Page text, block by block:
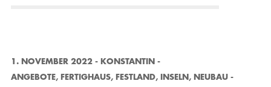
1. NOVEMBER 2022 - KONSTANTIN -
ANGEBOTE, FERTIGHAUS, FESTLAND, INSELN , NEUBAU -